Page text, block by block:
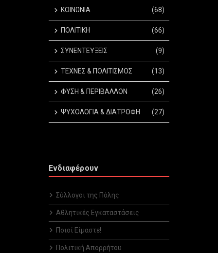
ΚΟΙΝΩΝΙΑ (68)
ΠΟΛΙΤΙΚΗ (66)
ΣΥΝΕΝΤΕΥΞΕΙΣ (9)
ΤΕΧΝΕΣ & ΠΟΛΙΤΙΣΜΟΣ (13)
ΦΥΣΗ & ΠΕΡΙΒΑΛΛΟΝ (26)
ΨΥΧΟΛΟΓΙΑ & ΔΙΑΤΡΟΦΗ (27)
Ενδιαφέρουν
Σύλλογοι της Πόλης
Αθλητικές Εγκαταστάσεις
Ποιοί Είμαστε!
Πολιτική Απορρήτου